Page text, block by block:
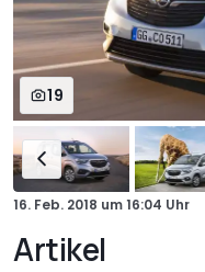
19
16. Feb. 2018 um16:04 Uhr
Artikel